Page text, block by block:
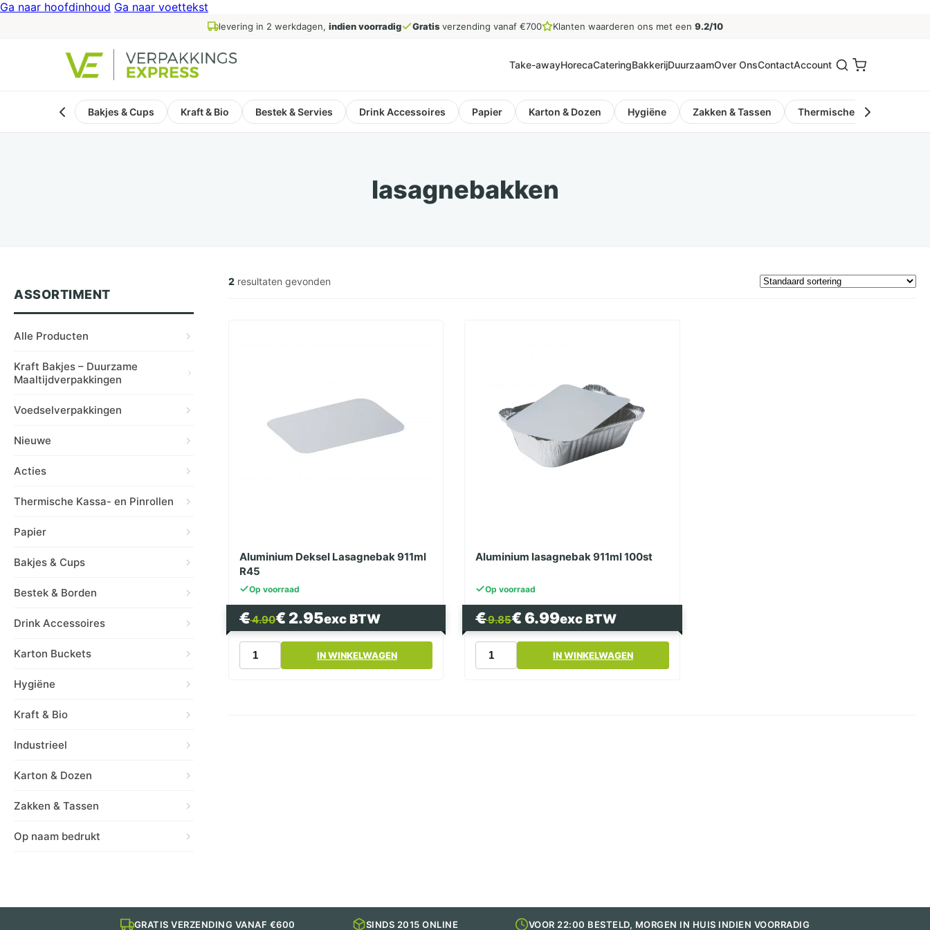
Ga naar hoofdinhoud Ga naar voettekst
levering in 2 werkdagen, indien voorradig Gratisverzending vanaf €700 Klanten waarderen ons met een 9.2/10
Take-awayHorecaCateringBakkerijDuurzaamOver OnsContactAccount
Bakjes & Cups Kraft & Bio Bestek & Servies Drink Accessoires Papier Karton & Dozen Hygiëne Zakken & Tassen Thermische Kassa- en
lasagnebakken
ASSORTIMENT
Alle Producten
Kraft Bakjes – Duurzame
Maaltijdverpakkingen
Voedselverpakkingen
Nieuwe
Acties
Thermische Kassa- en Pinrollen
Papier
Bakjes & Cups
Bestek & Borden
Drink Accessoires
Karton Buckets
Hygiëne
Kraft & Bio
Industrieel
Karton & Dozen
Zakken & Tassen
Op naam bedrukt
2 resultaten gevonden
Aluminium Deksel Lasagnebak 911ml
R45
Op voorraad
€4.90
Oorspronkelijke
prijs
was:
€ 4.90.
€ 2.95
Huidige
prijs
is:
€ 2.95.
exc BTW
Aluminium
Deksel
IN WINKELWAGEN
Aluminium lasagnebak 911ml 100st
Op voorraad
€9.85
Oorspronkelijke
prijs
was:
€ 9.85.
€6.99
Huidige
prijs
is:
€ 6.99.
exc BTW
Aluminium
lasagnebak
IN WINKELWAGEN
GRATIS VERZENDING VANAF €600 SINDS 2015 ONLINE VOOR 22:00 BESTELD, MORGEN IN HUIS INDIEN VOORRADIG